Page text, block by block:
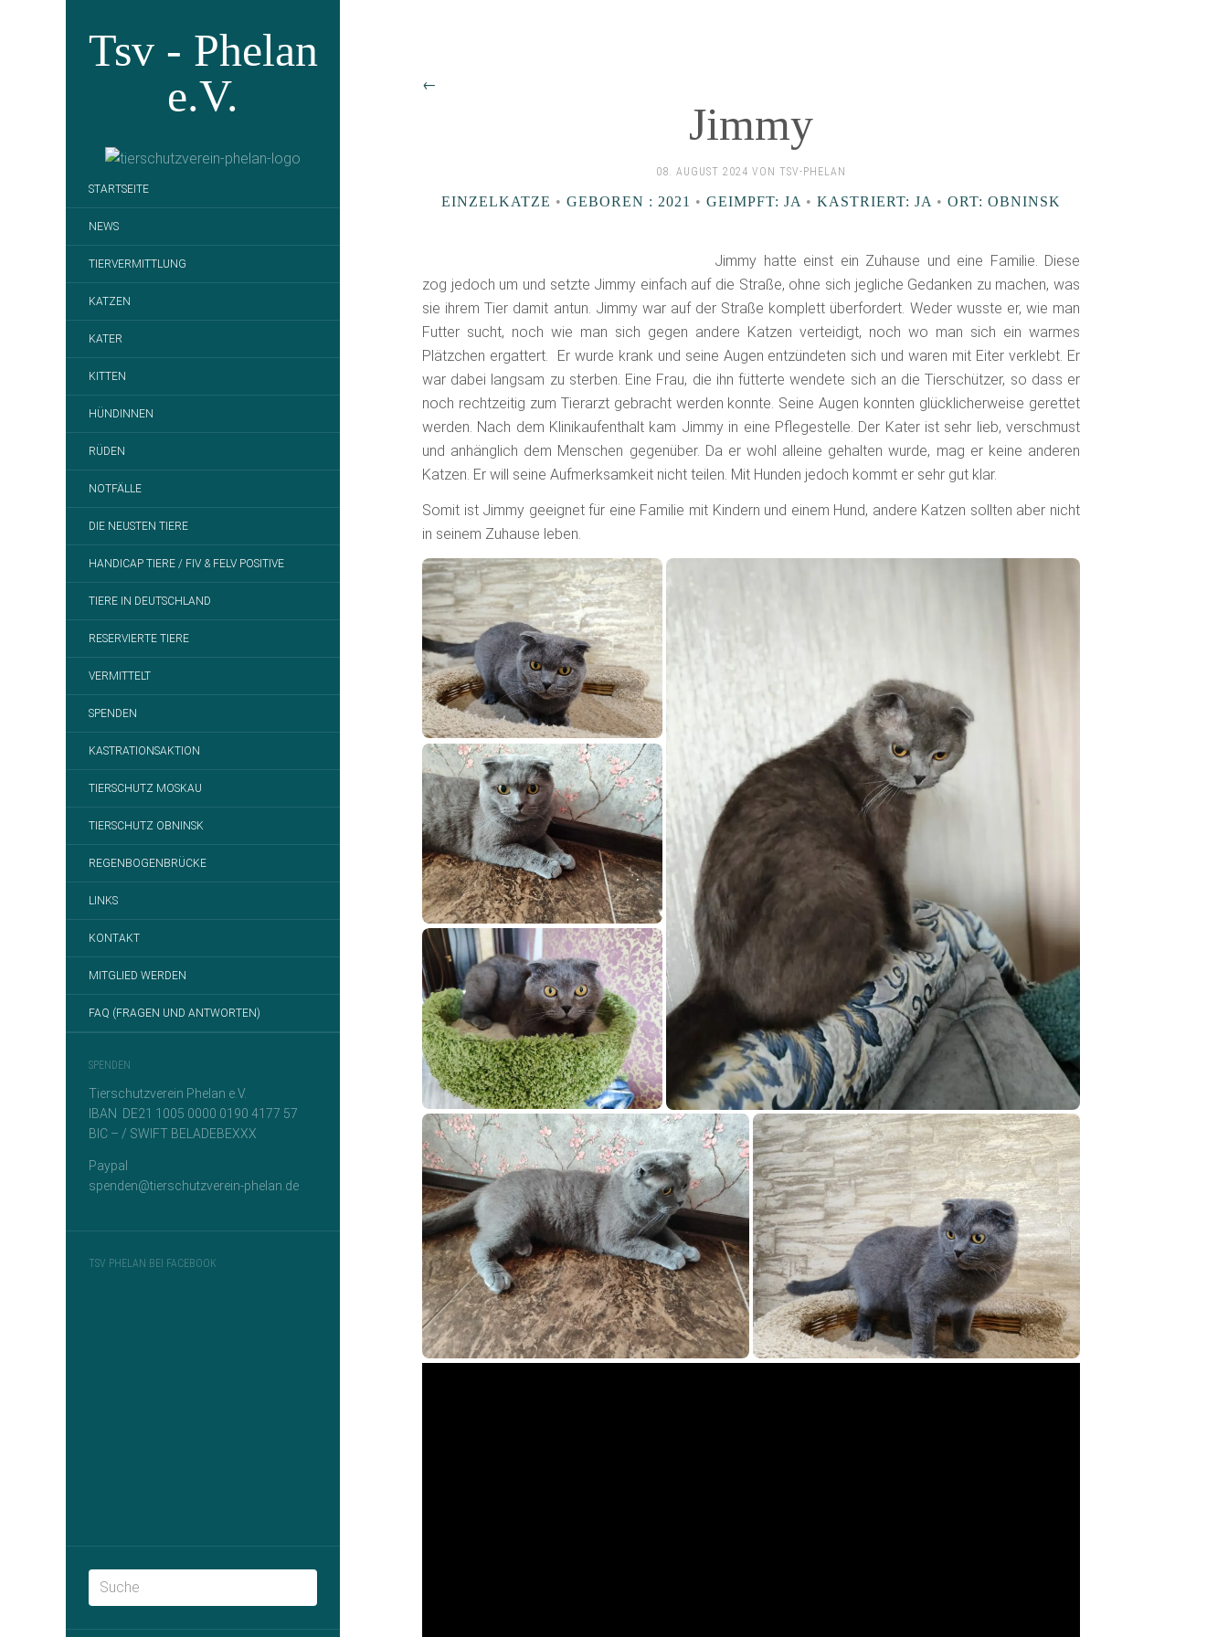
Tsv - Phelan
e.V.
STARTSEITE
NEWS
TIERVERMITTLUNG
KATZEN
KATER
KITTEN
HÜNDINNEN
RÜDEN
NOTFÄLLE
DIE NEUSTEN TIERE
HANDICAP TIERE / FIV & FELV POSITIVE
TIERE IN DEUTSCHLAND
RESERVIERTE TIERE
VERMITTELT
SPENDEN
KASTRATIONSAKTION
TIERSCHUTZ MOSKAU
TIERSCHUTZ OBNINSK
REGENBOGENBRÜCKE
LINKS
KONTAKT
MITGLIED WERDEN
FAQ (FRAGEN UND ANTWORTEN)
SPENDEN
Tierschutzverein Phelan e.V.
IBAN DE21 1005 0000 0190 4177 57
BIC – / SWIFT BELADEBEXXX
Paypal
spenden@tierschutzverein-phelan.de
TSV PHELAN BEI FACEBOOK
←
Jimmy
08. AUGUST 2024 VON TSV-PHELAN
EINZELKATZE • GEBOREN : 2021 • GEIMPFT: JA • KASTRIERT: JA • ORT: OBNINSK
Jimmy hatte einst ein Zuhause und eine Familie. Diese
zog jedoch um und setzte Jimmy einfach auf die Straße, ohne sich jegliche Gedanken zu machen, was
sie ihrem Tier damit antun. Jimmy war auf der Straße komplett überfordert. Weder wusste er, wie man
Futter sucht, noch wie man sich gegen andere Katzen verteidigt, noch wo man sich ein warmes
Plätzchen ergattert. Er wurde krank und seine Augen entzündeten sich und waren mit Eiter verklebt. Er
war dabei langsam zu sterben. Eine Frau, die ihn fütterte wendete sich an die Tierschützer, so dass er
noch rechtzeitig zum Tierarzt gebracht werden konnte. Seine Augen konnten glücklicherweise gerettet
werden. Nach dem Klinikaufenthalt kam Jimmy in eine Pflegestelle. Der Kater ist sehr lieb, verschmust
und anhänglich dem Menschen gegenüber. Da er wohl alleine gehalten wurde, mag er keine anderen
Katzen. Er will seine Aufmerksamkeit nicht teilen. Mit Hunden jedoch kommt er sehr gut klar.
Somit ist Jimmy geeignet für eine Familie mit Kindern und einem Hund, andere Katzen sollten aber nicht
in seinem Zuhause leben.